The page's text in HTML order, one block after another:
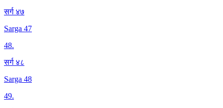
सर्ग ४७
Sarga 47
48.
सर्ग ४८
Sarga 48
49.